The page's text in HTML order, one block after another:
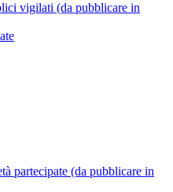
vigilati (da pubblicare in
partecipate (da pubblicare in